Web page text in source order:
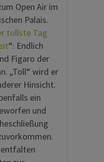
Open Air im
Palais.
tollste Tag
“: Endlich
Figaro der
„Toll“ wird er
Hinsicht.
ein
und
entfalten